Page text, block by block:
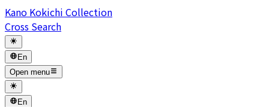
Kano Kokichi Collection
Cross Search
En
Open menu
En